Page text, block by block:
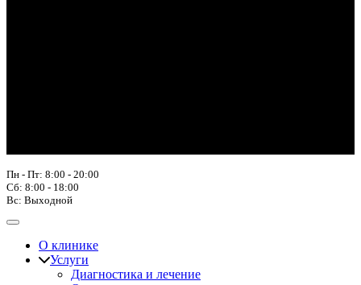
Пн - Пт: 8:00 - 20:00
Сб: 8:00 - 18:00
Вс: Выходной
О клинике
Услуги
Диагностика и лечение